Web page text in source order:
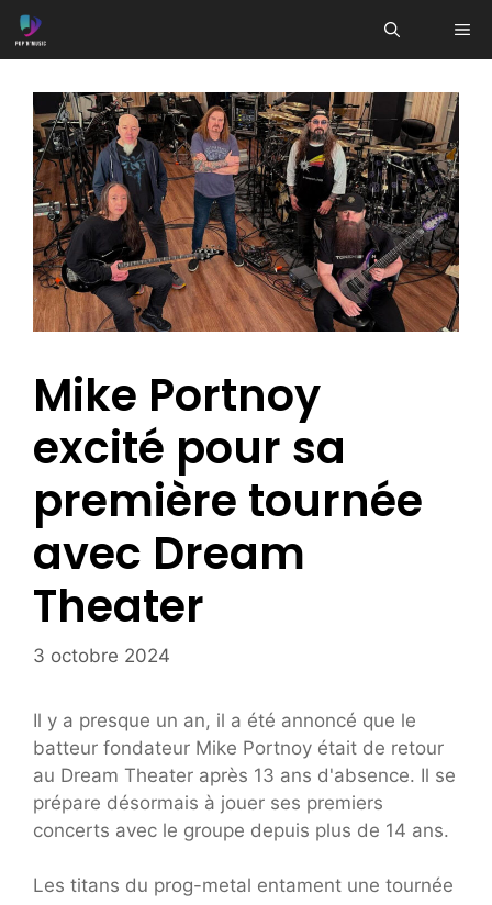
Aller
au
Mike Portnoy
excité pour sa
première tournée
avec Dream
Theater
3 octobre 2024
Il y a presque un an, il a été annoncé que le
batteur fondateur Mike Portnoy était de retour
au Dream Theater après 13 ans d'absence. Il se
prépare désormais à jouer ses premiers
concerts avec le groupe depuis plus de 14 ans.
Les titans du prog-metal entament une tournée